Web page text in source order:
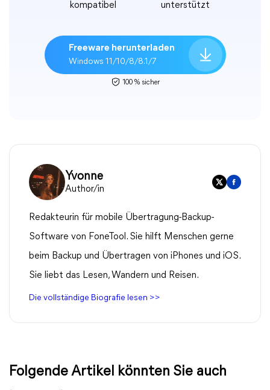
kompatibel unterstützt
Freeware herunterladen
Windows 11/10/8/8.1/7
100 % sicher
Yvonne
Author/in
Redakteurin für mobile Übertragung-Backup-
Software von FoneTool. Sie hilft Menschen gerne
beim Backup und Übertragen von iPhones und iOS.
Sie liebt das Lesen, Wandern und Reisen.
Die vollständige Biografie lesen >>
Folgende Artikel könnten Sie auch